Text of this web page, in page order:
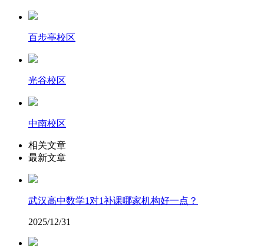
百步亭校区
光谷校区
中南校区
相关文章
最新文章
武汉高中数学1对1补课哪家机构好一点？
2025/12/31